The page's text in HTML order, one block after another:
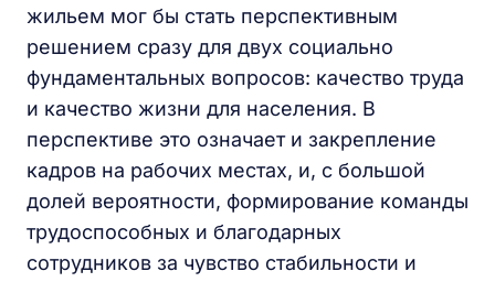
жильем мог бы стать перспективным
решением сразу для двух социально
фундаментальных вопросов: качество труда
и качество жизни для населения. В
перспективе это означает и закрепление
кадров на рабочих местах, и, с большой
долей вероятности, формирование команды
трудоспособных и благодарных
сотрудников за чувство стабильности и